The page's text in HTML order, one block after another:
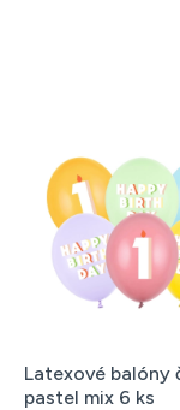
Latexové balóny
pastel mix 6 ks